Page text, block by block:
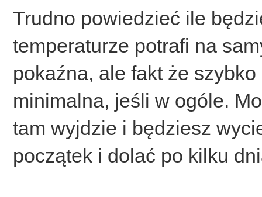
Trudno powiedzieć ile
temperaturze potrafi na
pokaźna, ale fakt że
minimalna, jeśli w ogóle.
tam wyjdzie i będziesz
początek i dolać po kilku